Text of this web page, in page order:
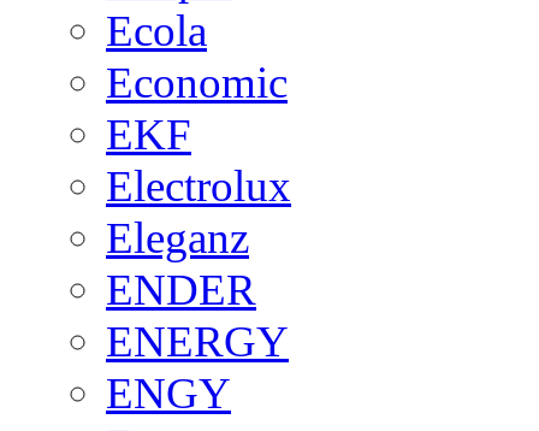
Ecola
Economic
EKF
Electrolux
Eleganz
ENDER
ENERGY
ENGY